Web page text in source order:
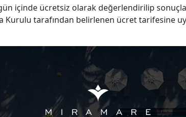
içinde ücretsiz olarak değerlendirilip
tarafından belirlenen ücret tarifesine